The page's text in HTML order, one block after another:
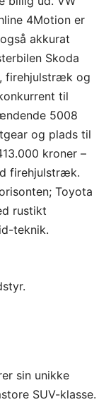
4Motion er
akkurat
Skoda
firehjulstræk og
til
5008
og plads til
kroner –
firehjulstræk.
Toyota
rustikt
teknik.
sin unikke
SUV-klasse.